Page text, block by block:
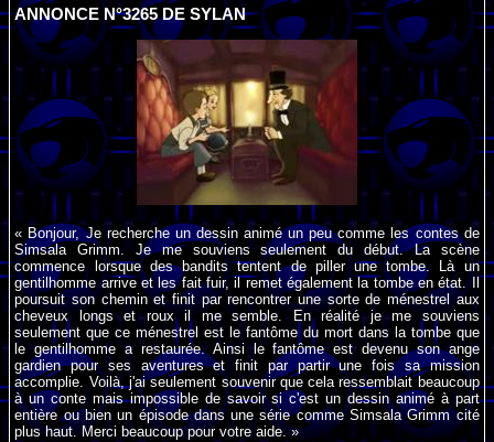
ANNONCE N°3265 DE SYLAN
« Bonjour, Je recherche un dessin animé un peu comme les contes de
Simsala Grimm. Je me souviens seulement du début. La scène
commence lorsque des bandits tentent de piller une tombe. Là un
gentilhomme arrive et les fait fuir, il remet également la tombe en état. Il
poursuit son chemin et finit par rencontrer une sorte de ménestrel aux
cheveux longs et roux il me semble. En réalité je me souviens
seulement que ce ménestrel est le fantôme du mort dans la tombe que
le gentilhomme a restaurée. Ainsi le fantôme est devenu son ange
gardien pour ses aventures et finit par partir une fois sa mission
accomplie. Voilà, j'ai seulement souvenir que cela ressemblait beaucoup
à un conte mais impossible de savoir si c'est un dessin animé à part
entière ou bien un épisode dans une série comme Simsala Grimm cité
plus haut. Merci beaucoup pour votre aide. »